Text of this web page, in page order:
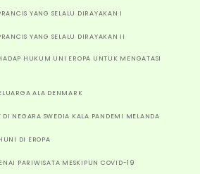
YANG SELALU DIRAYAKAN I
YANG SELALU DIRAYAKAN II
HUKUM UNI EROPA UNTUK MENGATASI
ALA DENMARK
DI NEGARA SWEDIA KALA PANDEMI MELANDA
DI EROPA
PARIWISATA MESKIPUN COVID-19